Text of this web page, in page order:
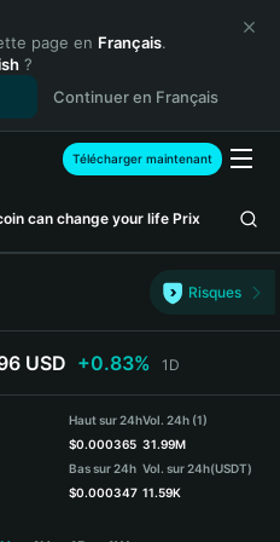
page en Français.
?
Continuer en Français
Télécharger maintenant
can change your life Prix
Risques
USD +0.83% 1D
Haut sur 24h
$0.000365
Bas sur 24h
$0.000347
Vol. 24h (1)
31.99M
Vol. sur 24h(USDT)
11.59K